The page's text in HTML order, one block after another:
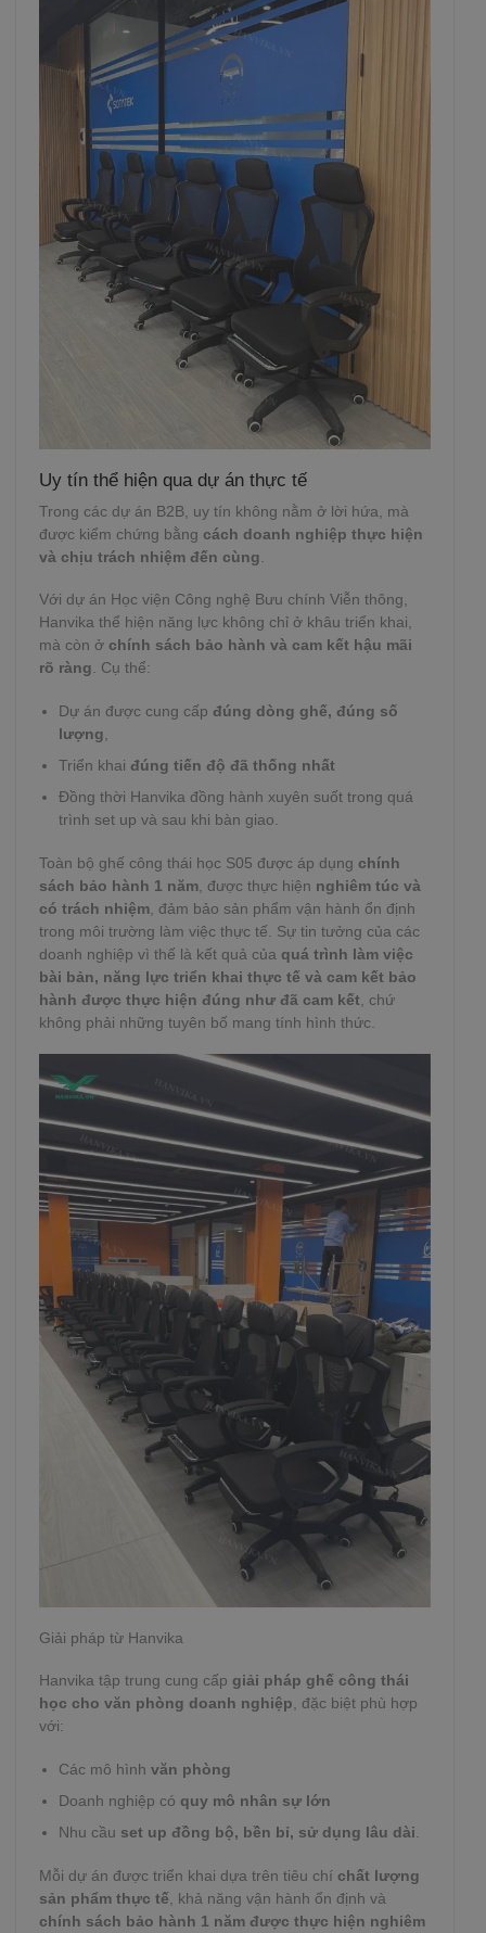
Uy tín thể hiện qua dự án thực tế
Trong các dự án B2B, uy tín không nằm ở lời hứa, mà
được kiểm chứng bằng cách doanh nghiệp thực hiện
và chịu trách nhiệm đến cùng.
Với dự án Học viện Công nghệ Bưu chính Viễn thông,
Hanvika thể hiện năng lực không chỉ ở khâu triển khai,
mà còn ở chính sách bảo hành và cam kết hậu mãi
rõ ràng. Cụ thể:
Dự án được cung cấp đúng dòng ghế, đúng số
lượng
Triển khai đúng tiến độ đã thống nhất
Đồng thời Hanvika đồng hành xuyên suốt trong quá
trình set up và sau khi bàn giao.
Toàn bộ ghế công thái học S05 được áp dụng chính
sách bảo hành 1 năm , được thực hiện nghiêm túc và
có trách nhiệm , đảm bảo sản phẩm vận hành ổn định
trong môi trường làm việc thực tế. Sự tin tưởng của các
doanh nghiệp vì thế là kết quả của quá trình làm việc
bài bản, năng lực triển khai thực tế và cam kết bảo
hành được thực hiện đúng như đã cam kết , chứ
không phải những tuyên bố mang tính hình thức.
Giải pháp từ Hanvika
Hanvika tập trung cung cấp giải pháp ghế công thái
học cho văn phòng doanh nghiệp, đặc biệt phù hợp
với:
Các mô hìnhvăn phòng
Doanh nghiệp có quy mô nhân sự lớn
Nhu cầu set up đồng bộ, bền bỉ, sử dụng lâu dài.
Mỗi dự án được triển khai dựa trên tiêu chí chất lượng
sản phẩm thực tế , khả năng vận hành ổn định và
chính sách bảo hành 1 năm được thực hiện nghiêm